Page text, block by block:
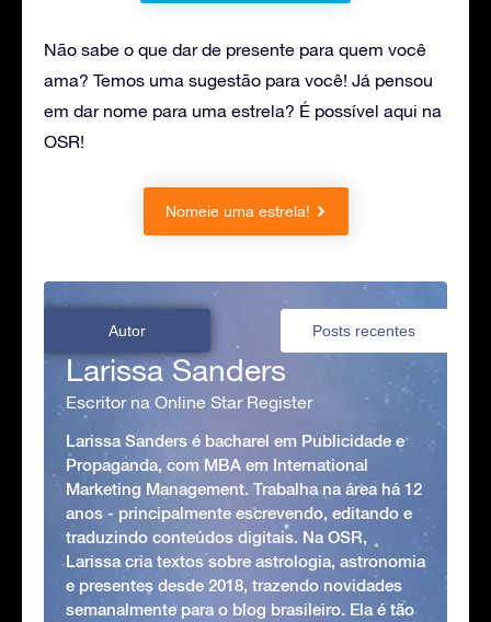
Não sabe o que dar de presente para quem você
ama? Temos uma sugestão para você! Já pensou
em dar nome para uma estrela? É possível aqui na
OSR!
Nomeie uma estrela!
Autor Posts recentes
Larissa Sanders
Escritor na Online Star Register
Larissa Sanders é bacharel em Publicidade e
Propaganda, com MBA em International
Marketing Management. Trabalha na área há 12
anos - principalmente escrevendo, editando e
traduzindo conteúdos digitais. Na OSR,
Larissa cria textos sobre astrologia, astronomia
e presentes desde 2018, trazendo novidades
semanalmente para o blog brasileiro. Ela é tão